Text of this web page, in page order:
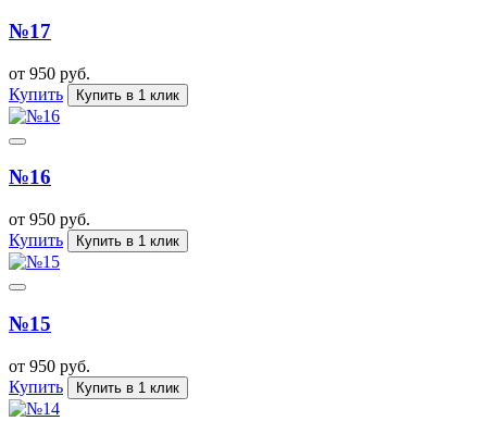
№17
от 950 руб.
Купить
Купить в 1 клик
№16
от 950 руб.
Купить
Купить в 1 клик
№15
от 950 руб.
Купить
Купить в 1 клик